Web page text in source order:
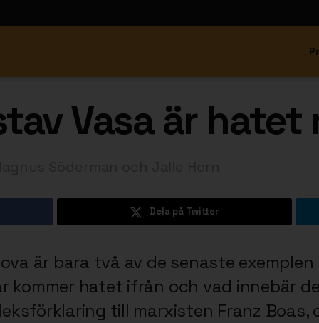
Vasa är
Dela på Twitter
är bara två av de senaste
kommer hatet ifrån och vad innebär
till marxisten Franz